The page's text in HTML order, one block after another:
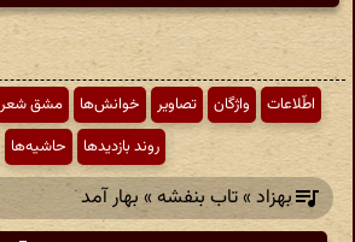
اطّلاعات واژگان تصاویر خوانش‌ها مشق شعر
روند بازدیدها
حاشیه‌ها
بهزاد » تاب بنفشه » بهار آمد